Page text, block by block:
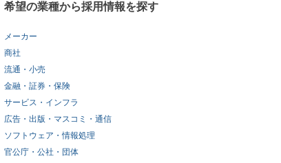
希望の業種から採用情報を探す
メーカー
商社
流通・小売
金融・証券・保険
サービス・インフラ
広告・出版・マスコミ・通信
ソフトウェア・情報処理
官公庁・公社・団体